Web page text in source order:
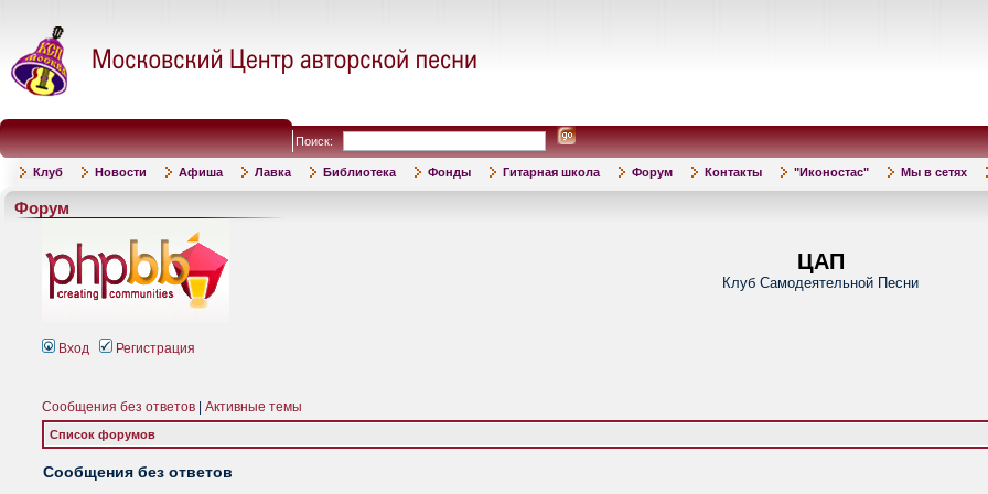
Поиск:
Клуб Новости Афиша Лавка Библиотека Фонды Гитарная школа Форум Контакты "Иконостас" Мы в сетях
Форум
ЦАП
Клуб Самодеятельной Песни
Вход Регистрация
Сообщения без ответов Активные темы
Список форумов
Сообщения без ответов